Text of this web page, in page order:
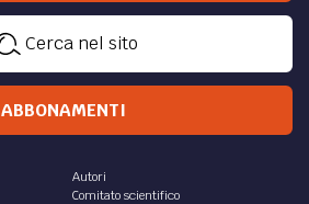
Cerca nel sito
ABBONAMENTI
Autori
Comitato scientifico